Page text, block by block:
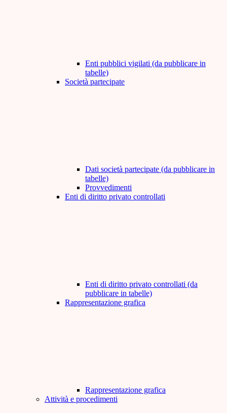
Enti pubblici vigilati (da pubblicare in
tabelle)
Società partecipate
Dati società partecipate (da pubblicare in
tabelle)
Provvedimenti
Enti di diritto privato controllati
Enti di diritto privato controllati (da
pubblicare in tabelle)
Rappresentazione grafica
Rappresentazione grafica
Attività e procedimenti